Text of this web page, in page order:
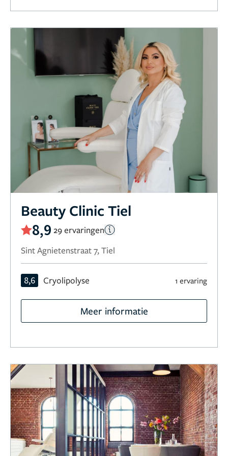
Beauty Clinic Tiel
8,9 29 ervaringen
Sint Agnietenstraat 7, Tiel
8,6 Cryolipolyse 1 ervaring
Meer informatie